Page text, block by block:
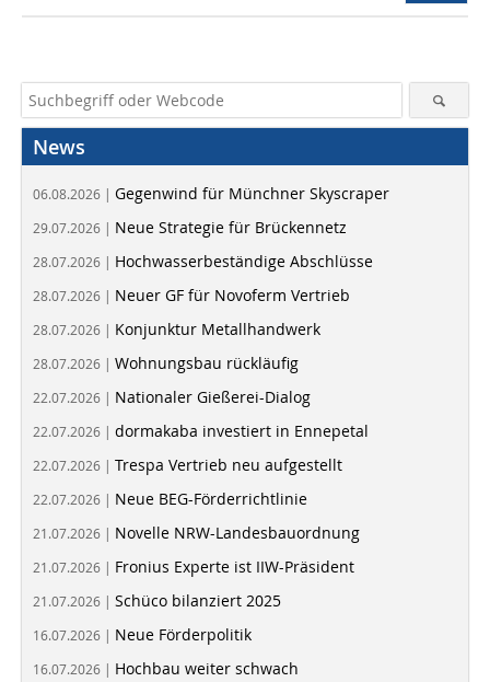
News
06.08.2026 | Gegenwind für Münchner Skyscraper
29.07.2026 | Neue Strategie für Brückennetz
28.07.2026 | Hochwasserbeständige Abschlüsse
28.07.2026 | Neuer GF für Novoferm Vertrieb
28.07.2026 | Konjunktur Metallhandwerk
28.07.2026 | Wohnungsbau rückläufig
22.07.2026 | Nationaler Gießerei-Dialog
22.07.2026 | dormakaba investiert in Ennepetal
22.07.2026 | Trespa Vertrieb neu aufgestellt
22.07.2026 | Neue BEG-Förderrichtlinie
21.07.2026 | Novelle NRW-Landesbauordnung
21.07.2026 | Fronius Experte ist IIW-Präsident
21.07.2026 | Schüco bilanziert 2025
16.07.2026 | Neue Förderpolitik
16.07.2026 | Hochbau weiter schwach